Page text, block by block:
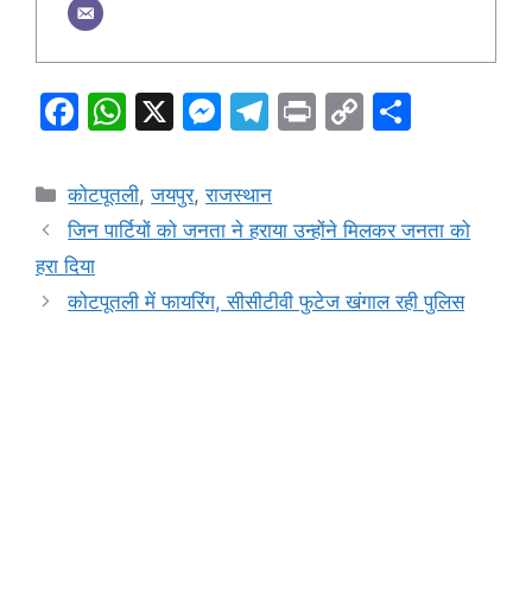
F
c
e
b
o
W
at
s
p
X
M
s
s
n
T
e
gr
m
Pr C
y
n
e
Categories
कोटपूतली,जयपुर,राजस्थान
जिन पार्टियों को जनता ने हराया उन्होंने मिलकर जनता को
हरा दिया
कोटपूतली में फायरिंग, सीसीटीवी फुटेज खंगाल रही पुलिस